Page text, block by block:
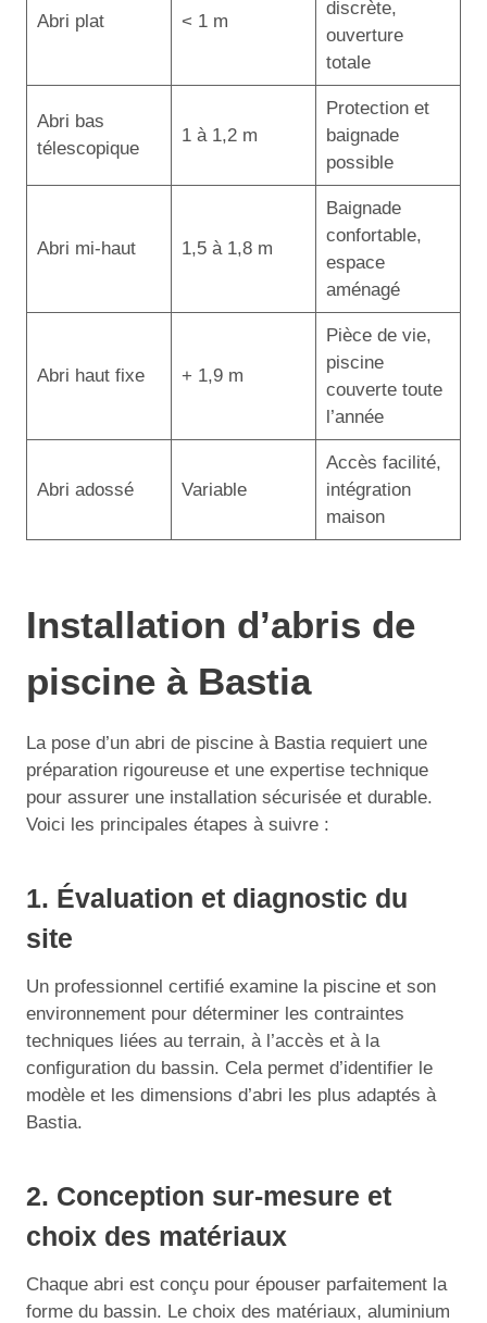
Abri plat < 1 m
discrète,
ouverture
totale
Abri bas
télescopique
1 à 1,2 m
Protection et
baignade
possible
Abri mi-haut 1,5 à 1,8 m
Baignade
confortable,
espace
aménagé
Abri haut fixe + 1,9 m
Pièce de vie,
piscine
couverte toute
l’année
Abri adossé Variable
Accès facilité,
intégration
maison
Installation d’abris de
piscine à Bastia
La pose d’un abri de piscine à Bastia requiert une
préparation rigoureuse et une expertise technique
pour assurer une installation sécurisée et durable.
Voici les principales étapes à suivre :
1. Évaluation et diagnostic du
site
Un professionnel certifié examine la piscine et son
environnement pour déterminer les contraintes
techniques liées au terrain, à l’accès et à la
configuration du bassin. Cela permet d’identifier le
modèle et les dimensions d’abri les plus adaptés à
Bastia.
2. Conception sur-mesure et
choix des matériaux
Chaque abri est conçu pour épouser parfaitement la
forme du bassin. Le choix des matériaux, aluminium